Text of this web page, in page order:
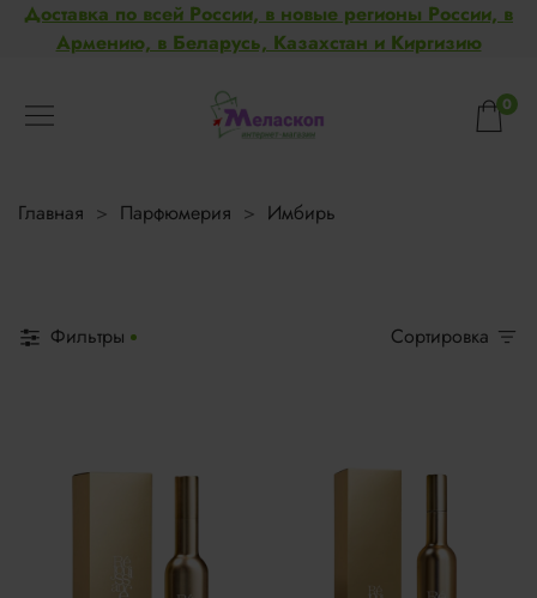
Доставка по всей России, в новые регионы России, в
Армению, в Беларусь, Казахстан и Киргизию
0
Главная Парфюмерия Имбирь
Фильтры Сортировка